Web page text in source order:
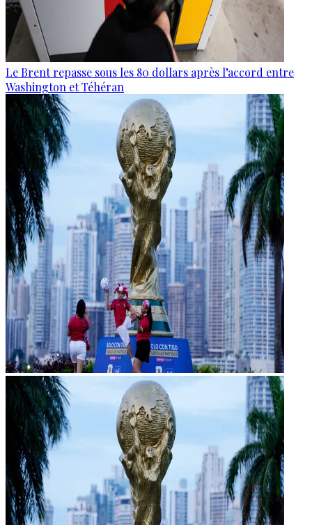
Le Brent repasse sous les 80 dollars après l’accord entre
Washington et Téhéran